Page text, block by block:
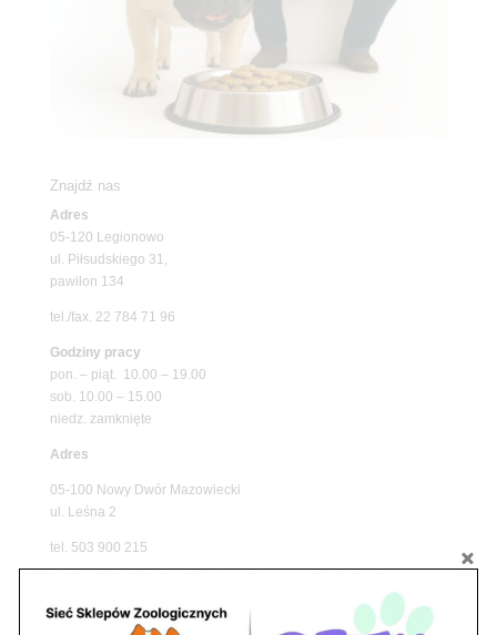
Znajdź nas
Adres
05-120 Legionowo
ul. Piłsudskiego 31,
pawilon 134
tel./fax. 22 784 71 96
Godziny pracy
pon. – piąt. 10.00 – 19.00
sob. 10.00 – 15.00
niedz. zamknięte
Adres
05-100 Nowy Dwór Mazowiecki
ul. Leśna 2
tel. 503 900 215
pon. – piąt. 10.00 – 19.00